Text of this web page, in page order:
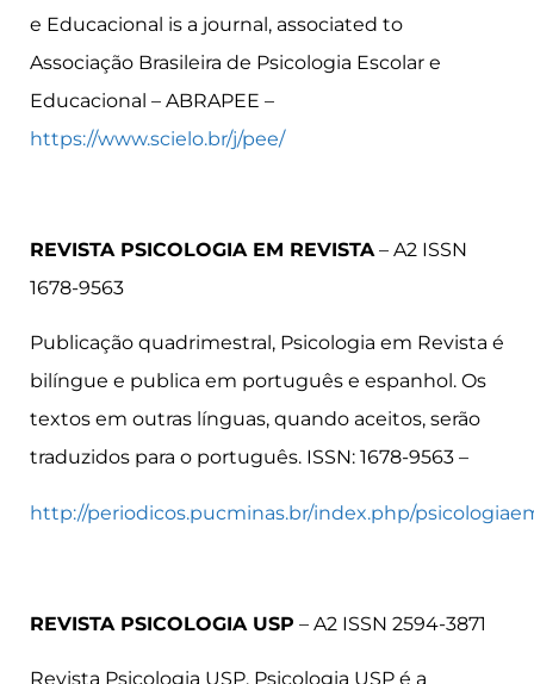
e Educacional is a journal, associated to
Associação Brasileira de Psicologia Escolar e
Educacional – ABRAPEE –
https://www.scielo.br/j/pee/
REVISTA PSICOLOGIA EM REVISTA– A2 ISSN
1678-9563
Publicação quadrimestral, Psicologia em Revista é
bilíngue e publica em português e espanhol. Os
textos em outras línguas, quando aceitos, serão
traduzidos para o português. ISSN: 1678-9563 –
http://periodicos.pucminas.br/index.php/
REVISTA PSICOLOGIA USP – A2 ISSN 2594-3871
Revista Psicologia USP. Psicologia USP é a